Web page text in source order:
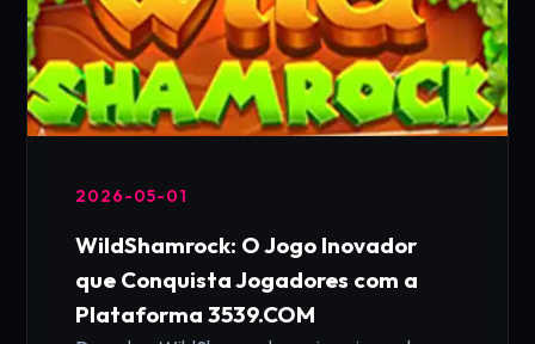
2026-05-01
WildShamrock: O Jogo Inovador
que Conquista Jogadores com a
Plataforma 3539.COM